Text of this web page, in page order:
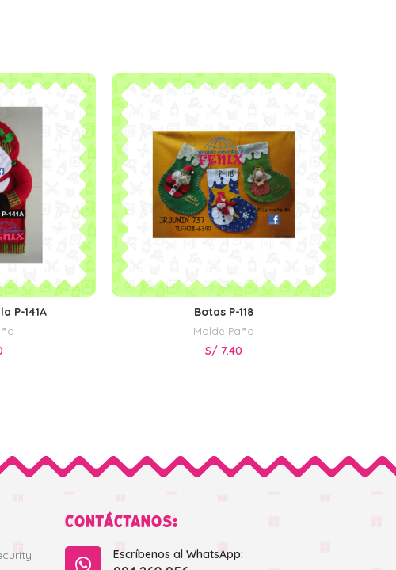
P-141A AÑADIR AL CARRITO
Botas P-118
Molde Paño
S/ 7.40
CONTÁCTANOS:
Escríbenos al WhatsApp: